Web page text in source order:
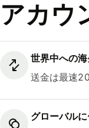
アカウ
世界中への
送金は最速
グローバル